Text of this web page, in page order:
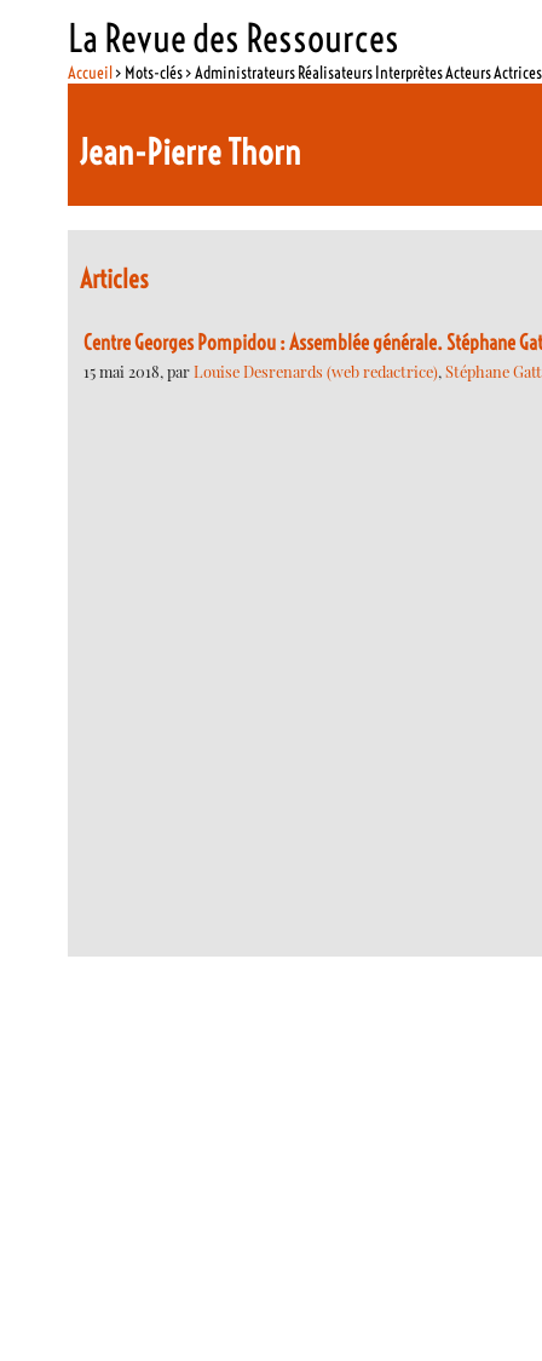
La Revue des Ressources
Accueil> Mots-clés > Administrateurs Réalisateurs Interprètes Acteurs
Jean-Pierre Thorn
Articles
Centre Georges Pompidou : Assemblée générale. Stéphane
15 mai 2018, parLouise Desrenards (web redactrice),Stéphane